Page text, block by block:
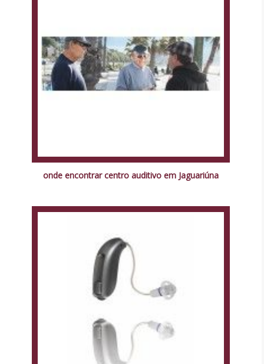
onde encontrar centro auditivo em Jaguariúna